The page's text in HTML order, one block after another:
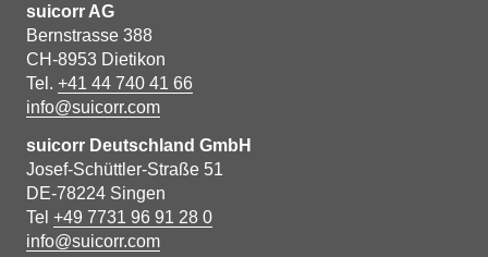
suicorr AG
Bernstrasse 388
CH-8953 Dietikon
Tel. +41 44 740 41 66
info@suicorr.com
suicorr Deutschland GmbH
Josef-Schüttler-Straße 51
DE-78224 Singen
Tel +49 7731 96 91 28 0
info@suicorr.com